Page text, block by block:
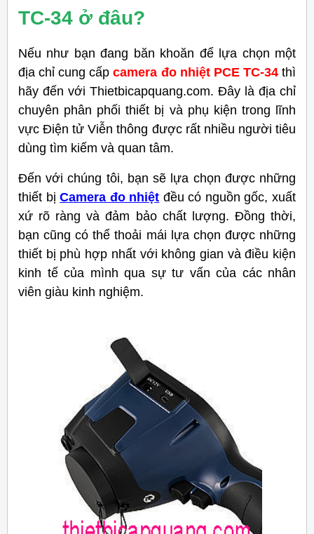
TC-34 ở đâu?
Nếu như bạn đang băn khoăn để lựa chọn một
địa chỉ cung cấpcamera đo nhiệt PCE TC-34thì
hãy đến với Thietbicapquang.com. Đây là địa chỉ
chuyên phân phối thiết bị và phụ kiện trong lĩnh
vực Điện tử Viễn thông được rất nhiều người tiêu
dùng tìm kiếm và quan tâm.
Đến với chúng tôi, bạn sẽ lựa chọn được những
thiết bị Camera đo nhiệt đều có nguồn gốc, xuất
xứ rõ ràng và đảm bảo chất lượng. Đồng thời,
bạn cũng có thể thoải mái lựa chọn được những
thiết bị phù hợp nhất với không gian và điều kiện
kinh tế của mình qua sự tư vấn của các nhân
viên giàu kinh nghiệm.